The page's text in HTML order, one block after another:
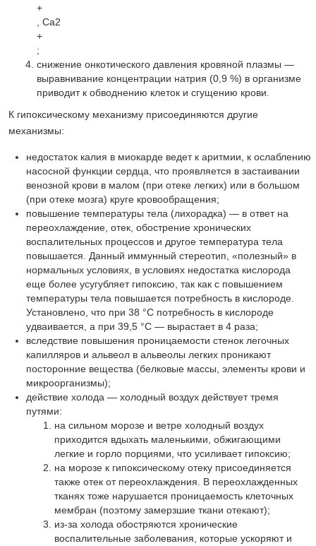
+
, Ca2
+
;
снижение онкотического давления кровяной плазмы —
выравнивание концентрации натрия (0,9 %) в организме
приводит к обводнению клеток и сгущению крови.
К гипоксическому механизму присоединяются другие
механизмы:
недостаток калия в миокарде ведет к аритмии, к ослаблению
насосной функции сердца, что проявляется в застаивании
венозной крови в малом (при отеке легких) или в большом
(при отеке мозга) круге кровообращения;
повышение температуры тела (лихорадка) — в ответ на
переохлаждение, отек, обострение хронических
воспалительных процессов и другое температура тела
повышается. Данный иммунный стереотип, «полезный» в
нормальных условиях, в условиях недостатка кислорода
еще более усугубляет гипоксию, так как с повышением
температуры тела повышается потребность в кислороде.
Установлено, что при 38 °C потребность в кислороде
удваивается, а при 39,5 °C — вырастает в 4 раза;
вследствие повышения проницаемости стенок легочных
капилляров и альвеол в альвеолы легких проникают
посторонние вещества (белковые массы, элементы крови и
микроорганизмы);
действие холода — холодный воздух действует тремя
путями:
на сильном морозе и ветре холодный воздух
приходится вдыхать маленькими, обжигающими
легкие и горло порциями, что усиливает гипоксию;
на морозе к гипоксическому отеку присоединяется
также отек от переохлаждения. В переохлажденных
тканях тоже нарушается проницаемость клеточных
мембран (поэтому замерзшие ткани отекают);
из-за холода обостряются хронические
воспалительные заболевания, которые ускоряют и